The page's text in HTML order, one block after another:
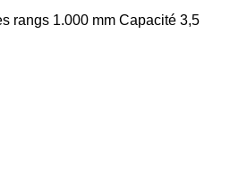
rangs 1.000 mm Capacité 3,5